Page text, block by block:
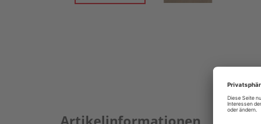
Artikelinformationen